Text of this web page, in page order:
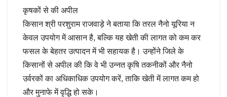
कृषकों से की अपील
किसान श्री परशुराम राजवाड़े ने बताया कि तरल नैनो यूरिया न
केवल उपयोग में आसान है, बल्कि यह खेती की लागत को कम कर
फसल के बेहतर उत्पादन में भी सहायक है। उन्होंने जिले के
किसानों से अपील की कि वे भी उन्नत कृषि तकनीकों और नैनो
उर्वरकों का अधिकाधिक उपयोग करें, ताकि खेती में लागत कम हो
और मुनाफे में वृद्धि हो सके।